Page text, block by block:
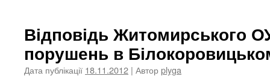
Відповідь Житомирського
порушень в
Дата публікації 18.11.2012 | Авторplyga